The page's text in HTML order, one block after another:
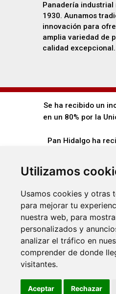
Utilizamos
Usamos cookies y otras
para mejorar tu
nuestra web, para
personalizados y
analizar el tráfico en
comprender de donde
visitantes.
Aceptar Rechazar
Panadería industrial
1930. Aunamos
innovación para
amplia variedad de
calidad excepcional.
Se ha recibido un
en un 80% por la
Pan Hidalgo ha
Pan Hidalgo ha
de la Unión a la
afectados por